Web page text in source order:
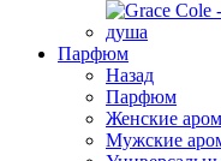
Парфюм
Назад
Парфюм
Женские
Мужские